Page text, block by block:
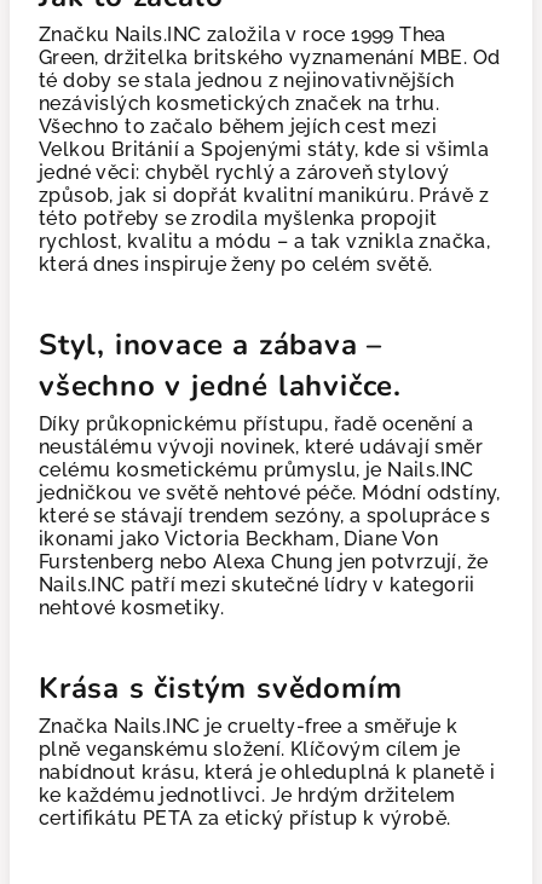
Značku Nails.INC založila v roce 1999 Thea
Green, držitelka britského vyznamenání MBE. Od
té doby se stala jednou z nejinovativnějších
nezávislých kosmetických značek na trhu.
Všechno to začalo během jejích cest mezi
Velkou Británií a Spojenými státy, kde si všimla
jedné věci: chyběl rychlý a zároveň stylový
způsob, jak si dopřát kvalitní manikúru. Právě z
této potřeby se zrodila myšlenka propojit
rychlost, kvalitu a módu – a tak vznikla značka,
která dnes inspiruje ženy po celém světě.
Styl, inovace a zábava –
všechno v jedné lahvičce.
Díky průkopnickému přístupu, řadě ocenění a
neustálému vývoji novinek, které udávají směr
celému kosmetickému průmyslu, je Nails.INC
jedničkou ve světě nehtové péče. Módní odstíny,
které se stávají trendem sezóny, a spolupráce s
ikonami jako Victoria Beckham, Diane Von
Furstenberg nebo Alexa Chung jen potvrzují, že
Nails.INC patří mezi skutečné lídry v kategorii
nehtové kosmetiky.
Krása s čistým svědomím
Značka Nails.INC je cruelty-free a směřuje k
plně veganskému složení. Klíčovým cílem je
nabídnout krásu, která je ohleduplná k planetě i
ke každému jednotlivci. Je hrdým držitelem
certifikátu PETA za etický přístup k výrobě.